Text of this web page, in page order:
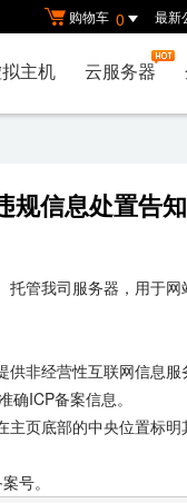
购物车 0 最新
主机 云服务器
规信息处置告
管我司服务器，用于网
非经营性互联网信息服
确ICP备案信息。
页底部的中央位置标
号。